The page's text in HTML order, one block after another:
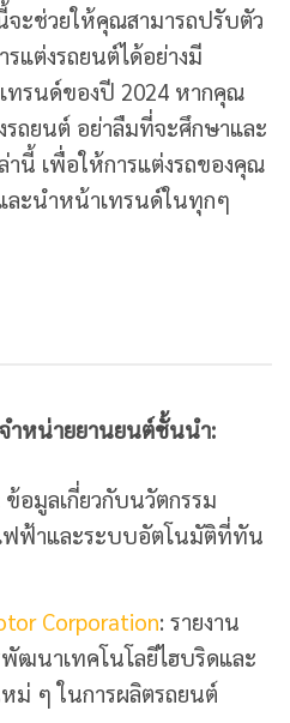
ะช่วยให้คุณสามารถปรับตัว
รแต่งรถยนต์ได้อย่างมี
ทรนด์ของปี 2024 หากคุณ
ถยนต์ อย่าลืมที่จะศึกษาและ
นี้ เพื่อให้การแต่งรถของคุณ
ะนำหน้าเทรนด์ในทุกๆ
ำหน่ายยานยนต์ชั้นนำ:
ข้อมูลเกี่ยวกับนวัตกรรม
ฟฟ้าและระบบอัตโนมัติที่ทัน
Corporation: รายงาน
พัฒนาเทคโนโลยีไฮบริดและ
หม่ ๆ ในการผลิตรถยนต์